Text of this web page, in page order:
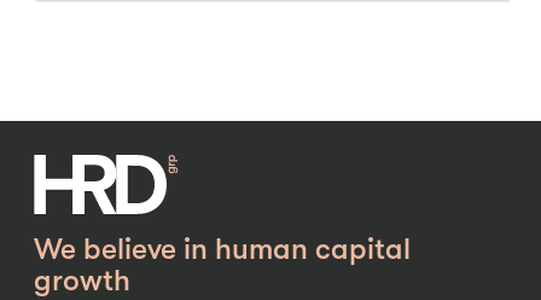
We believe in human capital
growth